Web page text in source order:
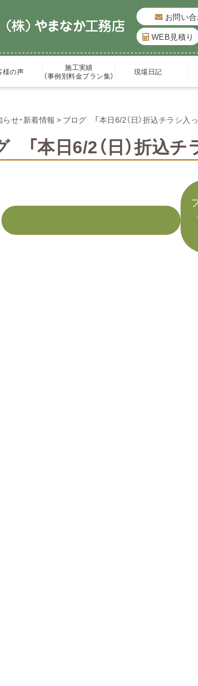
お問い
WEB見積り
様の声
施工実績
（事例別料金プラン集）
現場日記
せ・新着情報 ブログ 「本日6/2（日）折込チラシ入っ
「本日6/2（日）折込チ